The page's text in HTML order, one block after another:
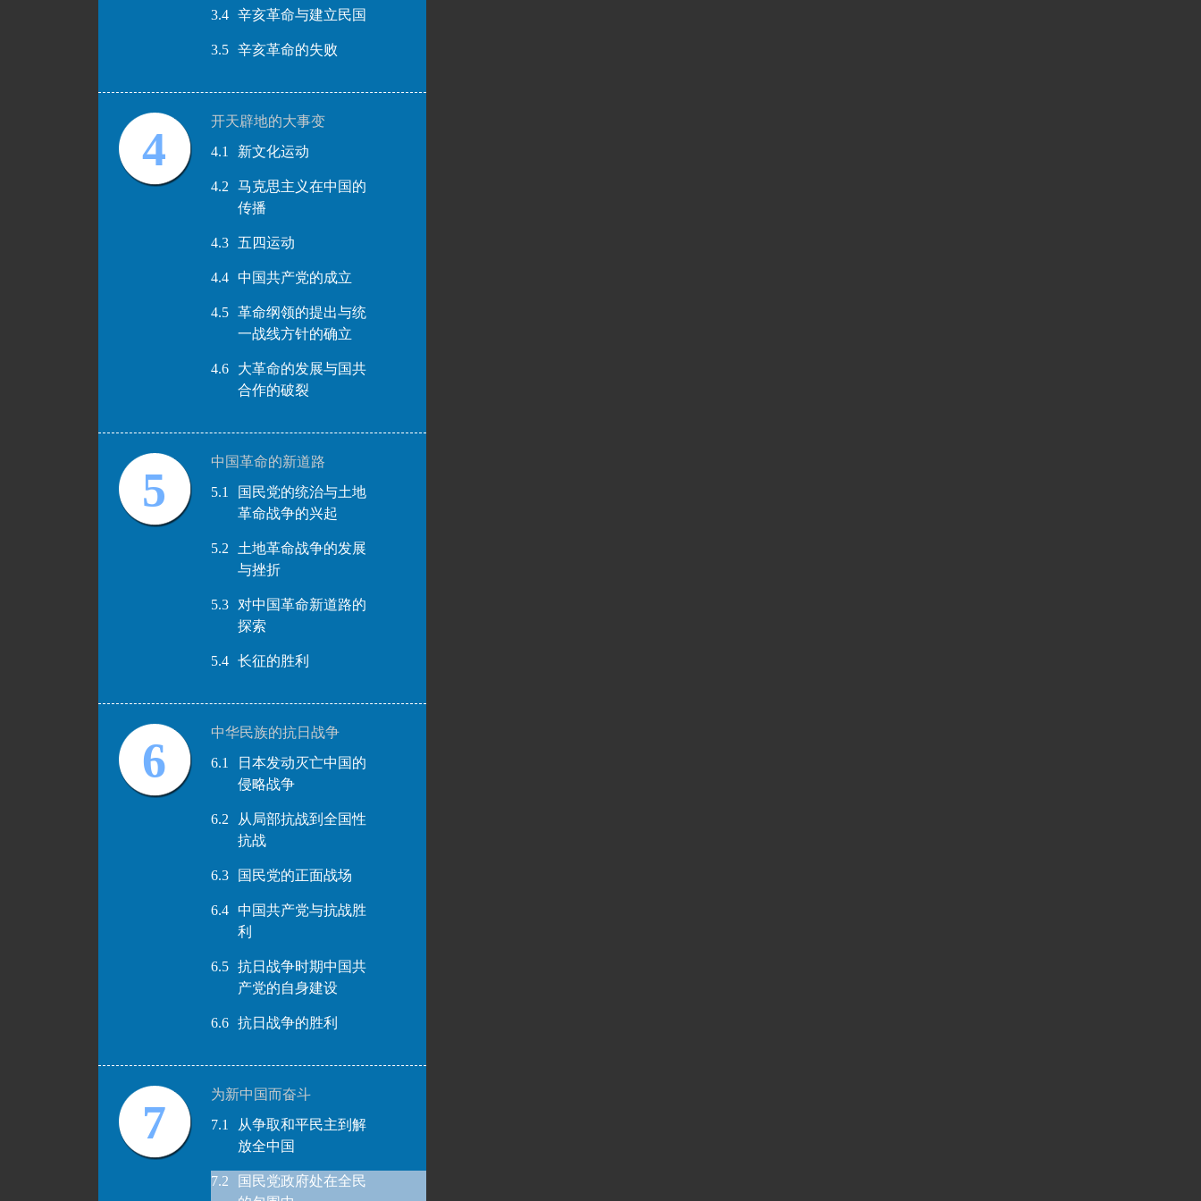
3.4 辛亥革命与建立民国
3.5 辛亥革命的失败
4
开天辟地的大事变
4.1
新文化运动
4.2
马克思主义在中国的
传播
4.3 五四运动
4.4 中国共产党的成立
4.5
革命纲领的提出与统
一战线方针的确立
4.6
大革命的发展与国共
合作的破裂
5
中国革命的新道路
5.1
国民党的统治与土地
革命战争的兴起
5.2
土地革命战争的发展
与挫折
5.3
对中国革命新道路的
探索
5.4 长征的胜利
6
中华民族的抗日战争
6.1
日本发动灭亡中国的
侵略战争
6.2
从局部抗战到全国性
抗战
6.3 国民党的正面战场
6.4
中国共产党与抗战胜
利
6.5
抗日战争时期中国共
产党的自身建设
6.6 抗日战争的胜利
7
为新中国而奋斗
7.1
从争取和平民主到解
放全中国
7.2
国民党政府处在全民